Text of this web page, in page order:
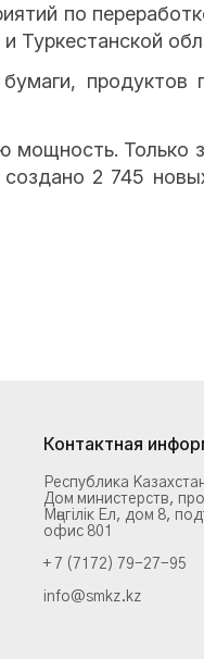
по
Туркестанской
продуктов
мощность. Только
2 745
Контактная
Республика
Дом министерств,
Мәңгілік Ел, дом 8,
офис 801
+ 7 (7172) 79-27-95
info@smkz.kz